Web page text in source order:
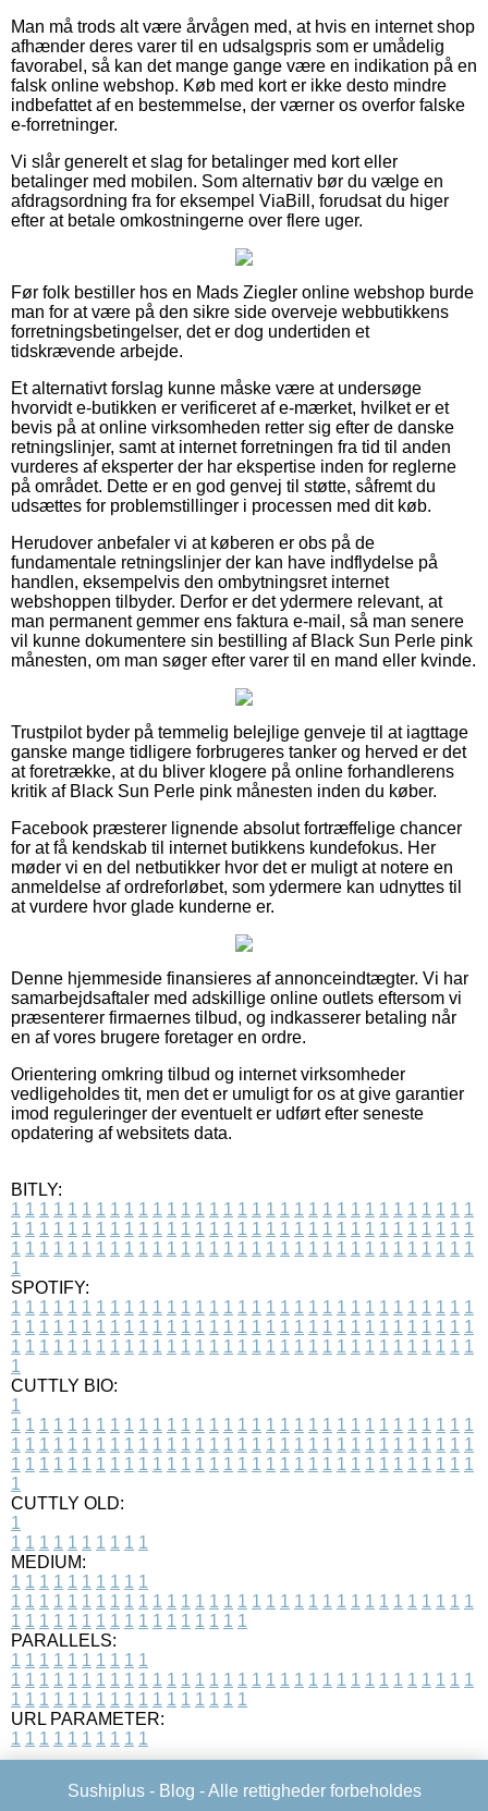
Man må trods alt være årvågen med, at hvis en internet shop
afhænder deres varer til en udsalgspris som er umådelig
favorabel, så kan det mange gange være en indikation på en
falsk online webshop. Køb med kort er ikke desto mindre
indbefattet af en bestemmelse, der værner os overfor falske
e-forretninger.
Vi slår generelt et slag for betalinger med kort eller
betalinger med mobilen. Som alternativ bør du vælge en
afdragsordning fra for eksempel ViaBill, forudsat du higer
efter at betale omkostningerne over flere uger.
Før folk bestiller hos en Mads Ziegler online webshop burde
man for at være på den sikre side overveje webbutikkens
forretningsbetingelser, det er dog undertiden et
tidskrævende arbejde.
Et alternativt forslag kunne måske være at undersøge
hvorvidt e-butikken er verificeret af e-mærket, hvilket er et
bevis på at online virksomheden retter sig efter de danske
retningslinjer, samt at internet forretningen fra tid til anden
vurderes af eksperter der har ekspertise inden for reglerne
på området. Dette er en god genvej til støtte, såfremt du
udsættes for problemstillinger i processen med dit køb.
Herudover anbefaler vi at køberen er obs på de
fundamentale retningslinjer der kan have indflydelse på
handlen, eksempelvis den ombytningsret internet
webshoppen tilbyder. Derfor er det ydermere relevant, at
man permanent gemmer ens faktura e-mail, så man senere
vil kunne dokumentere sin bestilling af Black Sun Perle pink
månesten, om man søger efter varer til en mand eller kvinde.
Trustpilot byder på temmelig belejlige genveje til at iagttage
ganske mange tidligere forbrugeres tanker og herved er det
at foretrække, at du bliver klogere på online forhandlerens
kritik af Black Sun Perle pink månesten inden du køber.
Facebook præsterer lignende absolut fortræffelige chancer
for at få kendskab til internet butikkens kundefokus. Her
møder vi en del netbutikker hvor det er muligt at notere en
anmeldelse af ordreforløbet, som ydermere kan udnyttes til
at vurdere hvor glade kunderne er.
Denne hjemmeside finansieres af annonceindtægter. Vi har
samarbejdsaftaler med adskillige online outlets eftersom vi
præsenterer firmaernes tilbud, og indkasserer betaling når
en af vores brugere foretager en ordre.
Orientering omkring tilbud og internet virksomheder
vedligeholdes tit, men det er umuligt for os at give garantier
imod reguleringer der eventuelt er udført efter seneste
opdatering af websitets data.
BITLY:
1 1 1 1 1 1 1 1 1 1 1 1 1 1 1 1 1 1 1 1 1 1 1 1 1 1 1 1 1 1 1 1 1
1 1 1 1 1 1 1 1 1 1 1 1 1 1 1 1 1 1 1 1 1 1 1 1 1 1 1 1 1 1 1 1 1
1 1 1 1 1 1 1 1 1 1 1 1 1 1 1 1 1 1 1 1 1 1 1 1 1 1 1 1 1 1 1 1 1
1
SPOTIFY:
1 1 1 1 1 1 1 1 1 1 1 1 1 1 1 1 1 1 1 1 1 1 1 1 1 1 1 1 1 1 1 1 1
1 1 1 1 1 1 1 1 1 1 1 1 1 1 1 1 1 1 1 1 1 1 1 1 1 1 1 1 1 1 1 1 1
1 1 1 1 1 1 1 1 1 1 1 1 1 1 1 1 1 1 1 1 1 1 1 1 1 1 1 1 1 1 1 1 1
1
CUTTLY BIO:
1
1 1 1 1 1 1 1 1 1 1 1 1 1 1 1 1 1 1 1 1 1 1 1 1 1 1 1 1 1 1 1 1 1
1 1 1 1 1 1 1 1 1 1 1 1 1 1 1 1 1 1 1 1 1 1 1 1 1 1 1 1 1 1 1 1 1
1 1 1 1 1 1 1 1 1 1 1 1 1 1 1 1 1 1 1 1 1 1 1 1 1 1 1 1 1 1 1 1 1
1
CUTTLY OLD:
1
1 1 1 1 1 1 1 1 1 1
MEDIUM:
1 1 1 1 1 1 1 1 1 1
1 1 1 1 1 1 1 1 1 1 1 1 1 1 1 1 1 1 1 1 1 1 1 1 1 1 1 1 1 1 1 1 1
1 1 1 1 1 1 1 1 1 1 1 1 1 1 1 1 1
PARALLELS:
1 1 1 1 1 1 1 1 1 1
1 1 1 1 1 1 1 1 1 1 1 1 1 1 1 1 1 1 1 1 1 1 1 1 1 1 1 1 1 1 1 1 1
1 1 1 1 1 1 1 1 1 1 1 1 1 1 1 1 1
URL PARAMETER:
1 1 1 1 1 1 1 1 1 1
Sushiplus - Blog - Alle rettigheder forbeholdes